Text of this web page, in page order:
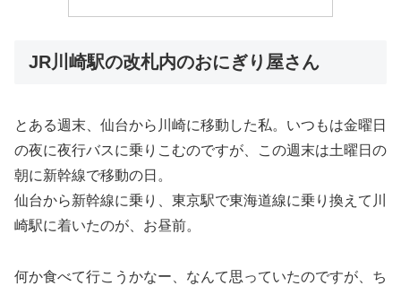
JR川崎駅の改札内のおにぎり屋さん
とある週末、仙台から川崎に移動した私。いつもは金曜日
の夜に夜行バスに乗りこむのですが、この週末は土曜日の
朝に新幹線で移動の日。
仙台から新幹線に乗り、東京駅で東海道線に乗り換えて川
崎駅に着いたのが、お昼前。
何か食べて行こうかなー、なんて思っていたのですが、ち